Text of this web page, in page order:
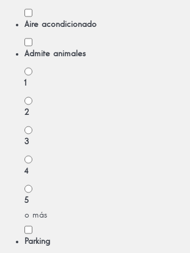
Aire acondicionado
Admite animales
1
2
3
4
5
o más
Parking